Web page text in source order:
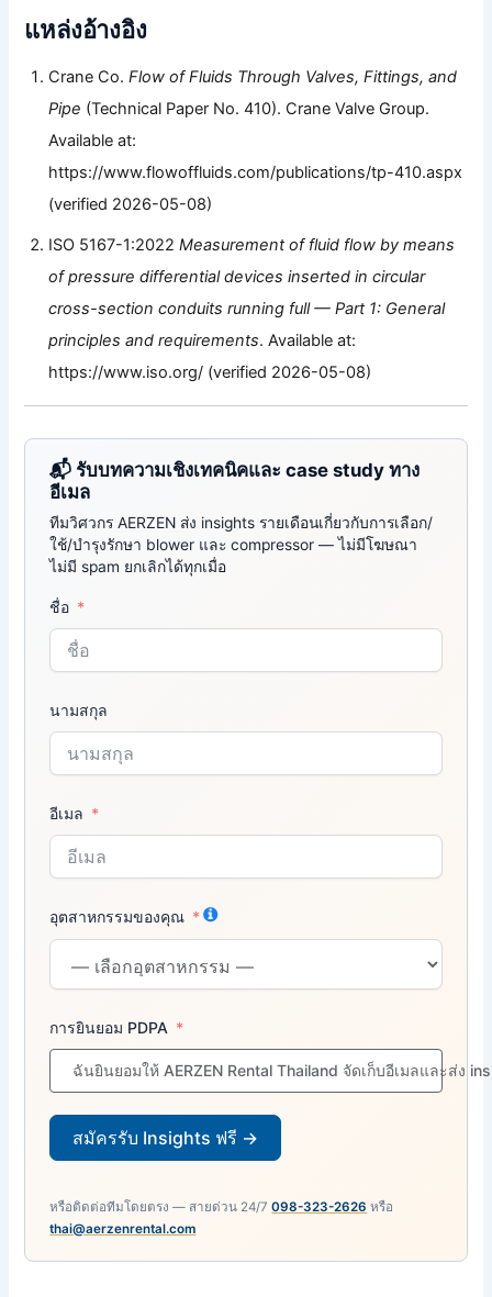
แหล่งอ้างอิง
Crane Co.Flow of Fluids Through Valves, Fittings, and
Pipe (Technical Paper No. 410). Crane Valve Group.
Available at:
https://www.flowoffluids.com/publications/tp-410.aspx
(verified 2026-05-08)
ISO 5167-1:2022Measurement of fluid flow by means
of pressure differential devices inserted in circular
cross-section conduits running full — Part 1: General
principles and requirements. Available at:
https://www.iso.org/ (verified 2026-05-08)
📬 รับบทความเชิงเทคนิคและ case study ทาง
อีเมล
ทีมวิศวกร AERZEN ส่ง insights รายเดือนเกี่ยวกับการเลือก/
ใช้/บำรุงรักษา blower และ compressor — ไม่มีโฆษณา
ไม่มี spam ยกเลิกได้ทุกเมื่อ
ชื่อ
นามสกุล
อีเมล
อุตสาหกรรมของคุณ
การยินยอม PDPA
ฉันยินยอมให้ AERZEN Rental Thailand จัดเก็บอีเมลและส่ง
สมัครรับ Insights ฟรี →
หรือติดต่อทีมโดยตรง — สายด่วน 24/7098-323-2626 หรือ
thai@aerzenrental.com